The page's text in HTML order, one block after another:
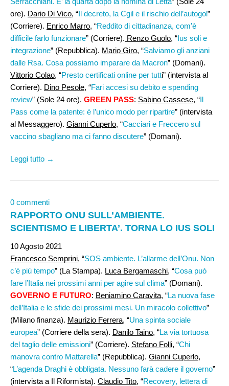
ore). Dario Di Vico, “Il decreto, la Cgil e il rischio dell’autogol”
(Corriere). Enrico Marro, “Reddito di cittadinanza, com’è
difficile farlo funzionare” (Corriere). Renzo Guolo, “Ius soli e
integrazione” (Repubblica). Mario Giro, “Salviamo gli anziani
dalle Rsa. Cosa possiamo imparare da Macron” (Domani).
Vittorio Colao, “Presto certificati online per tutti” (intervista al
Corriere). Dino Pesole, “Fari accesi su debito e spending
review” (Sole 24 ore). GREEN PASS: Sabino Cassese, “Il
Pass come la patente: è l’unico modo per ripartire” (intervista
al Messaggero). Gianni Cuperlo, “Cacciari e Freccero sul
vaccino sbagliano ma ci fanno discutere” (Domani).
Leggi tutto →
0 commenti
RAPPORTO ONU SULL’AMBIENTE.
SCIENTISMO E LIBERTA’. TORNA LO IUS SOLI
10 Agosto 2021
Francesco Semprini, “SOS ambiente. L’allarme dell’Onu. Non
c’è più tempo” (La Stampa). Luca Bergamaschi, “Cosa può
fare l’Italia nei prossimi anni per agire sul clima” (Domani).
GOVERNO E FUTURO: Beniamino Caravita, “La nuova fase
dell’Italia e le sfide dei prossimi mesi. Un miracolo collettivo”
(Milano finanza). Maurizio Ferrera, “Una spinta sociale
europea” (Corriere della sera). Danilo Taino, “La via tortuosa
del taglio delle emissioni” (Corriere). Stefano Folli, “Chi
manovra contro Mattarella” (Repubblica). Gianni Cuperlo,
“L’agenda Draghi è obbligata. Nessuno farà cadere il governo”
(intervista a Il Riformista). Claudio Tito, “Recovery, lettera di